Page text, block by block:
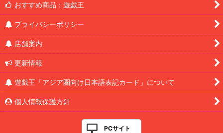
おすすめ商品：遊戯王
プライバシーポリシー
店舗案内
更新情報
遊戯王「アジア圏向け日本語表記カード」について
個人情報保護方針
PCサイト